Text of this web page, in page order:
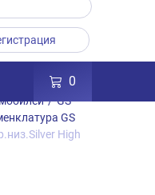
0
Аккумуляторы
/ GS
GS
High